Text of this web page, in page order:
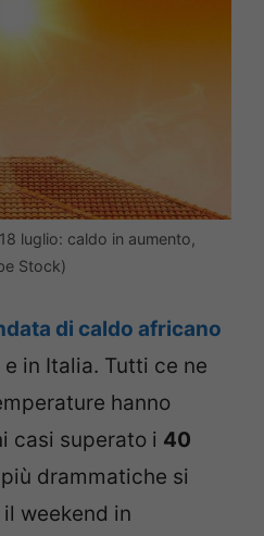
luglio: caldo in aumento,
Stock)
di caldo africano
in Italia. Tutti ce ne
hanno
casi superato i 40
drammatiche si
weekend in